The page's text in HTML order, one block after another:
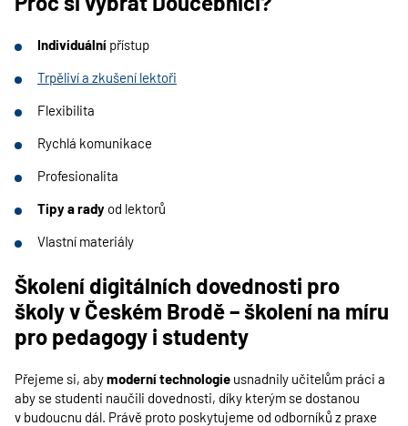
Individuální přístup
Trpěliví a zkušení lektoři
Flexibilita
Rychlá komunikace
Profesionalita
Tipy a rady od lektorů
Vlastní materiály
Školení digitálních dovednosti pro
školy v Českém Brodě– školení na míru
pro pedagogy i studenty
Přejeme si, abymoderní technologie usnadnily učitelům práci a
aby se studenti naučili dovednosti, díky kterým se dostanou
v budoucnu dál. Právě proto poskytujeme od odborníků z praxe